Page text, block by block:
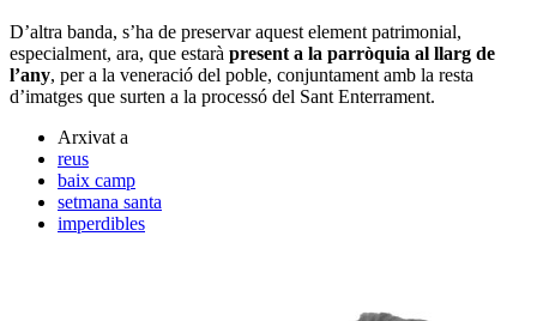
D’altra banda, s’ha de preservar aquest element patrimonial,
especialment, ara, que estarà present a la parròquia al llarg de
l’any, per a la veneració del poble, conjuntament amb la resta
d’imatges que surten a la processó del Sant Enterrament.
Arxivat a
reus
baix camp
setmana santa
imperdibles